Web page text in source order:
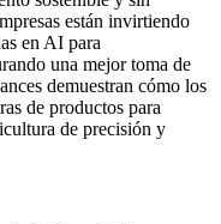
están invirtiendo
en AI para
una mejor toma de
demuestran cómo los
de productos para
de precisión y